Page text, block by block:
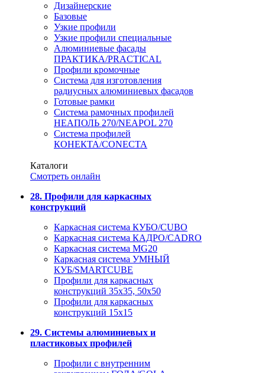
Дизайнерские
Базовые
Узкие профили
Узкие профили специальные
Алюминиевые фасады
ПРАКТИКА/PRACTICAL
Профили кромочные
Система для изготовления
радиусных алюминиевых фасадов
Готовые рамки
Система рамочных профилей
НЕАПОЛЬ 270/NEAPOL 270
Система профилей
КОНЕКТА/CONECTA
Каталоги
Смотреть онлайн
28. Профили для каркасных
конструкций
Каркасная система КУБО/CUBO
Каркасная система КАДРО/CADRO
Каркасная система MG20
Каркасная система УМНЫЙ
КУБ/SMARTCUBE
Профили для каркасных
конструкций 35x35, 50x50
Профили для каркасных
конструкций 15х15
29. Системы алюминиевых и
пластиковых профилей
Профили с внутренним